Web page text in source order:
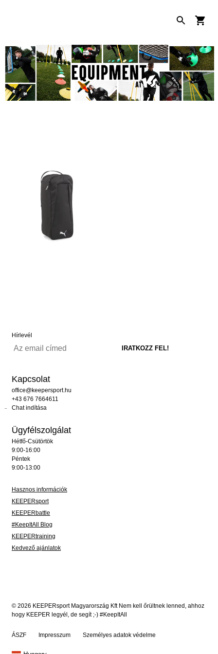
Hírlevél
Kapcsolat
office@keepersport.hu
+43 676 7664611
Chat indítása
Ügyfélszolgálat
Hétfő-Csütörtök
9:00-16:00
Péntek
9:00-13:00
Hasznos információk
KEEPERsport
KEEPERbattle
#KeepItAll Blog
KEEPERtraining
Kedvező ajánlatok
© 2026 KEEPERsport Magyarország Kft Nem kell őrültnek lenned, ahhoz
hogy KEEPER legyél, de segít ;-) #KeepItAll
ÁSZF Impresszum Személyes adatok védelme